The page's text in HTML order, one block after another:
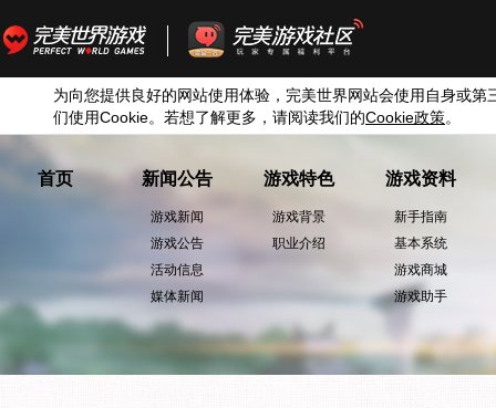
为向您提供良好的网站使用体验，完美世界网站会使用自身或第
们使用Cookie。若想了解更多，请阅读我们的Cookie政策。
首页 新闻公告
游戏新闻
游戏公告
活动信息
媒体新闻
游戏特色
游戏背景
职业介绍
游戏资料
新手指南
基本系统
游戏商城
游戏助手